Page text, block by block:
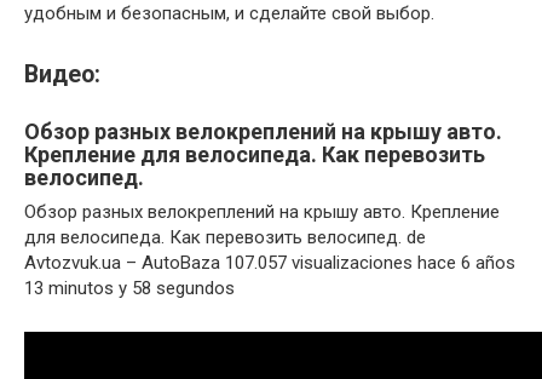
удобным и безопасным, и сделайте свой выбор.
Видео:
Обзор разных велокреплений на крышу авто.
Крепление для велосипеда. Как перевозить
велосипед.
Обзор разных велокреплений на крышу авто. Крепление
для велосипеда. Как перевозить велосипед. de
Avtozvuk.ua – AutoBaza 107.057 visualizaciones hace 6 años
13 minutos y 58 segundos